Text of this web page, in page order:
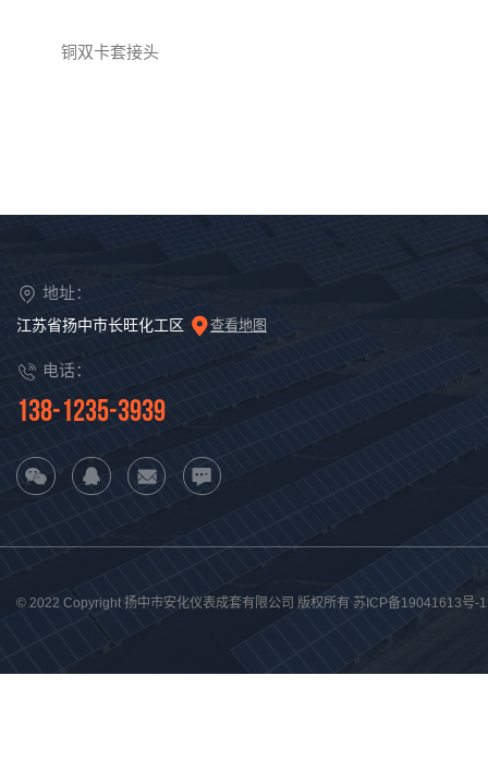
铜双卡套接头
地址：
江苏省扬中市长旺化工区 查看地图
电话：
138-1235-3939
© 2022 Copyright 扬中市安化仪表成套有限公司 版权所有 苏ICP备19041613号-1